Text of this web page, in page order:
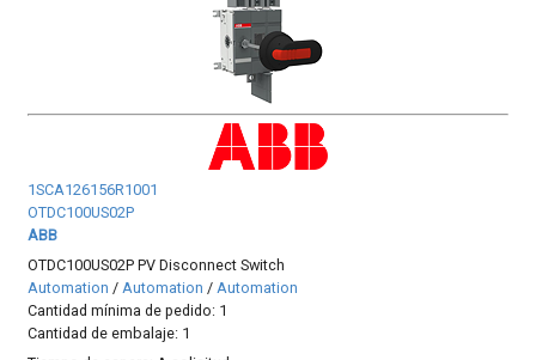
1SCA126156R1001
OTDC100US02P
ABB
OTDC100US02P PV Disconnect Switch
Automation / Automation / Automation
Cantidad mínima de pedido: 1
Cantidad de embalaje: 1